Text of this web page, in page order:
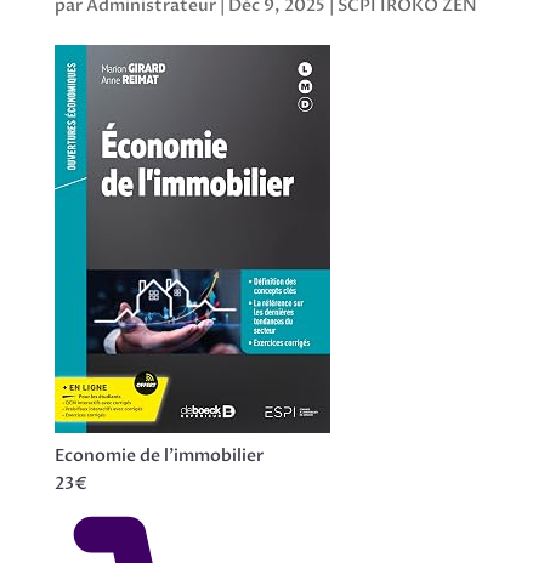
parAdministrateur| Déc 9, 2025 SCPI IROKO ZEN
Economie de l’immobilier
23€